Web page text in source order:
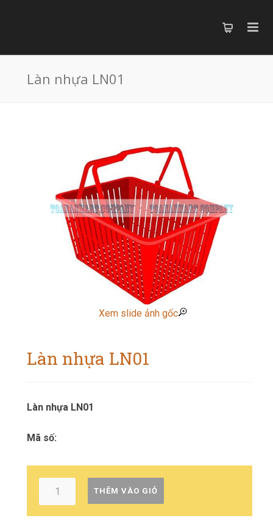
Làn nhựa LN01
Xem slide ảnh gốc
Làn nhựa LN01
Làn nhựa LN01
Mã số:
THÊM VÀO GIỎ